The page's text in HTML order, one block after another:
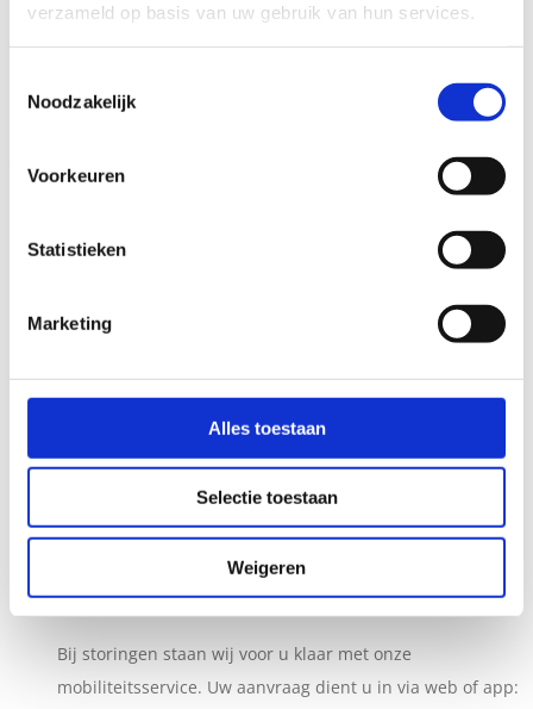
verzameld op basis van uw gebruik van hun services.
Noodzakelijk
Voorkeuren
Statistieken
Marketing
Alles toestaan
Selectie toestaan
Weigeren
Meyra voor mobiliteit en
woongemak
Klantgericht
Snelle leveringen
Advies in beweging›
De keuze voor een hulpmiddel is bij ons niet klik-en-klaar.
Wij helpen u graag bij uw juiste keuze.
24/7 storingsservice›
Bij storingen staan wij voor u klaar met onze
mobiliteitsservice. Uw aanvraag dient u in via web of app: